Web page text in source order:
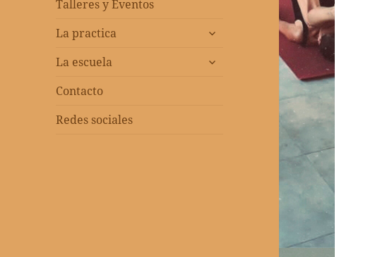
Talleres y Eventos
La practica
expandir
menú
La escuela
expandir
Contacto
Redes sociales